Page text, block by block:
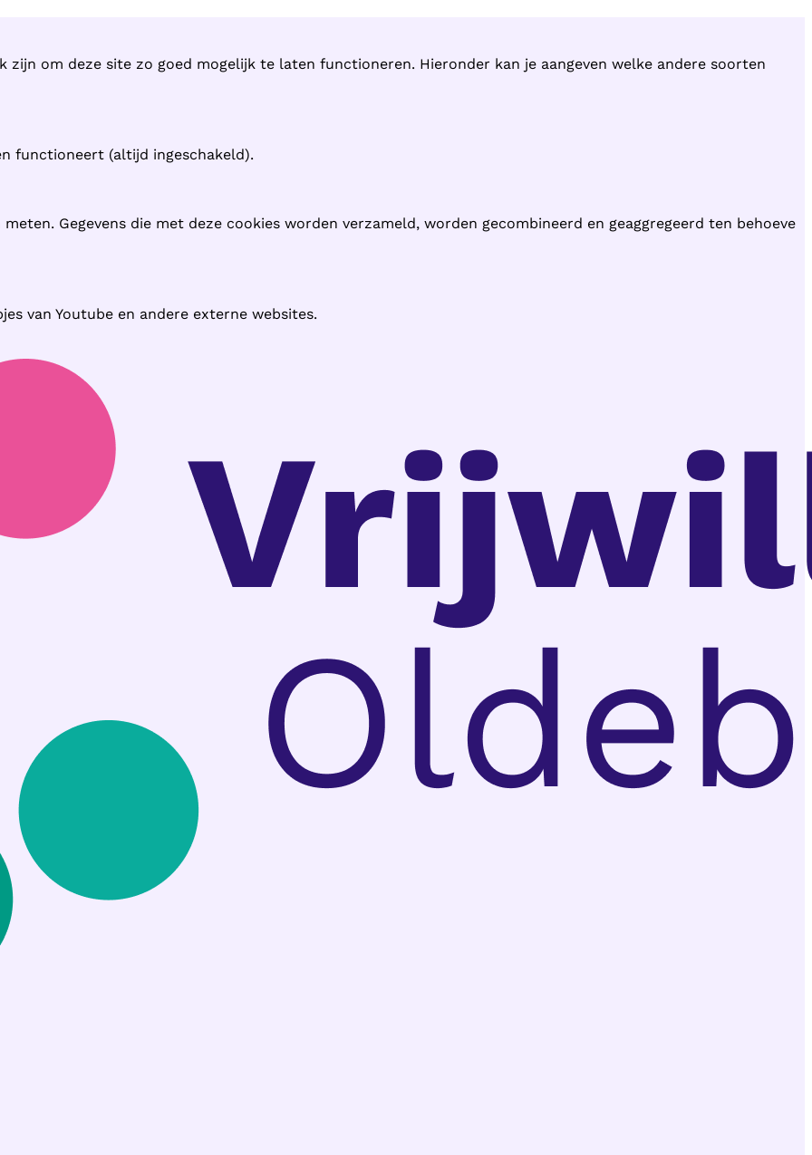
zijn om deze site zo goed mogelijk te laten functioneren. Hieronder kan je aangeven welke andere soorten
functioneert (altijd ingeschakeld).
Gegevens die met deze cookies worden verzameld, worden gecombineerd en geaggregeerd ten behoeve
van Youtube en andere externe websites.